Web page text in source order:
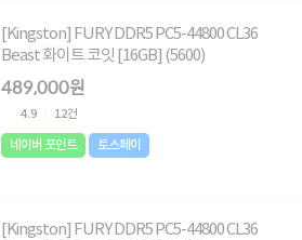
[Kingston] FURY DDR5 PC5-44800 CL36
Beast 화이트 코잇 [16GB] (5600)
489,000원
4.9 12건
네이버 포인트 토스페이
[Kingston] FURY DDR5 PC5-44800 CL36